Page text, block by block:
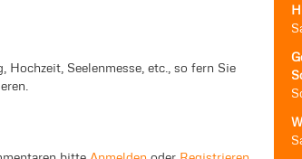
Seelenmesse, etc., so fern Sie